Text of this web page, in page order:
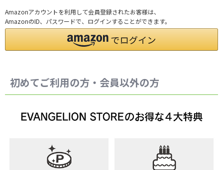
Amazonアカウントを利用して会員登録されたお客様は、
AmazonのID、パスワードで、ログインすることができます。
初めてご利用の方・会員以外の方